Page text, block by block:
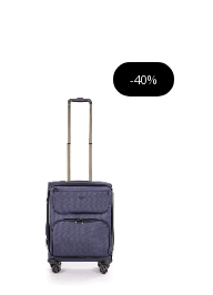
-40%